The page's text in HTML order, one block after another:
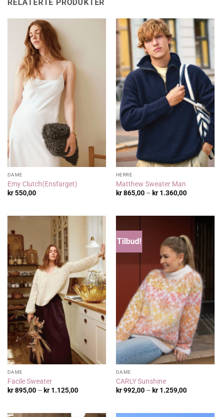
RELATERTE PRODUKTER
DAME
Emy Clutch(Ensfarget)
kr550,00
HERRE
Matthew Sweater Man
kr865,00 – kr1.360,00
DAME
Facile Sweater
kr895,00 – kr1.125,00Prisområde:
Tilbud!
DAME
CARLY Sunshine
kr992,00 – kr1.259,00